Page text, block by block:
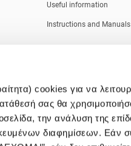
cookies για να
σας θα
την ανάλυση της
διαφημίσεων. Εάν
Useful information
Instructions and Manuals